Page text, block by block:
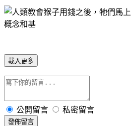
載入更多
公開留言 私密留言
發佈留言